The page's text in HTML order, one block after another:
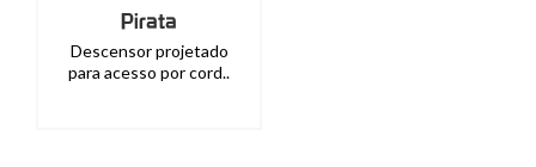
Pirata
Descensor projetado
para acesso por cord..